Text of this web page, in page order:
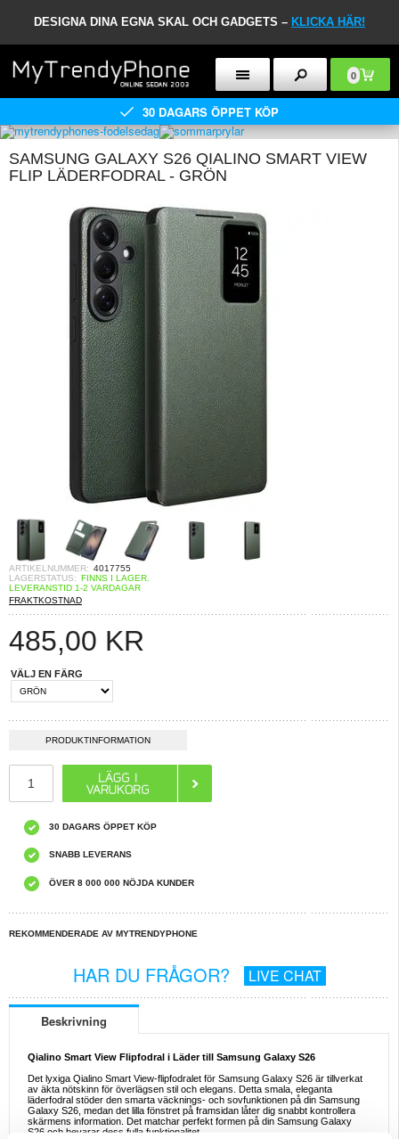
DESIGNA DINA EGNA SKAL OCH GADGETS – KLICKA HÄR!
0
30 DAGARS ÖPPET KÖP
SAMSUNG GALAXY S26 QIALINO SMART VIEW
FLIP LÄDERFODRAL - GRÖN
ARTIKELNUMMER: 4017755
LAGERSTATUS: FINNS I LAGER.
LEVERANSTID 1-2 VARDAGAR
FRAKTKOSTNAD
485,00 KR
VÄLJ EN FÄRG
PRODUKTINFORMATION
30 DAGARS ÖPPET KÖP
SNABB LEVERANS
ÖVER 8 000 000 NÖJDA KUNDER
REKOMMENDERADE AV MYTRENDYPHONE
HAR DU FRÅGOR? LIVE CHAT
Beskrivning
Qialino Smart View Flipfodral i Läder till Samsung Galaxy S26
Det lyxiga Qialino Smart View-flipfodralet för Samsung Galaxy S26 är tillverkat
av äkta nötskinn för överlägsen stil och elegans. Detta smala, eleganta
läderfodral stöder den smarta väcknings- och sovfunktionen på din Samsung
Galaxy S26, medan det lilla fönstret på framsidan låter dig snabbt kontrollera
skärmens information. Det matchar perfekt formen på din Samsung Galaxy
S26 och bevarar dess fulla funktionalitet.